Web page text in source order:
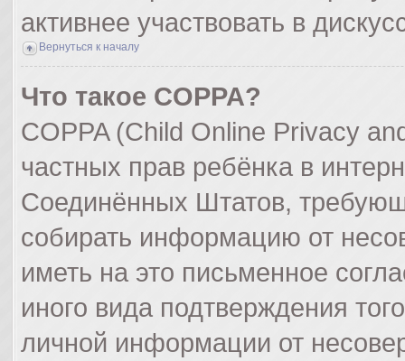
активнее участвовать в
Вернуться к началу
Что такое COPPA?
COPPA (Child Online Privacy
частных прав ребёнка в
Соединённых Штатов,
собирать информацию от
иметь на это письменное
иного вида подтверждения
личной информации от